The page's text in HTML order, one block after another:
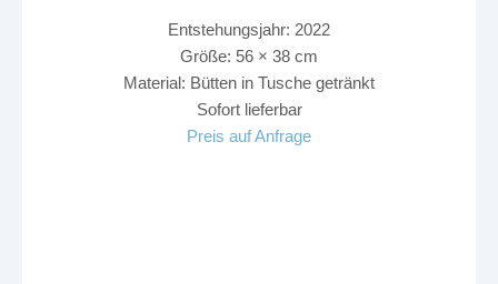
Entstehungsjahr: 2022
Größe: 56 × 38 cm
Material: Bütten in Tusche getränkt
Sofort lieferbar
Preis auf Anfrage